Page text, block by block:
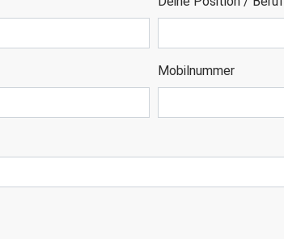
Mobilnummer